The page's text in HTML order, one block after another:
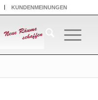
KUNDENMEINUNGEN